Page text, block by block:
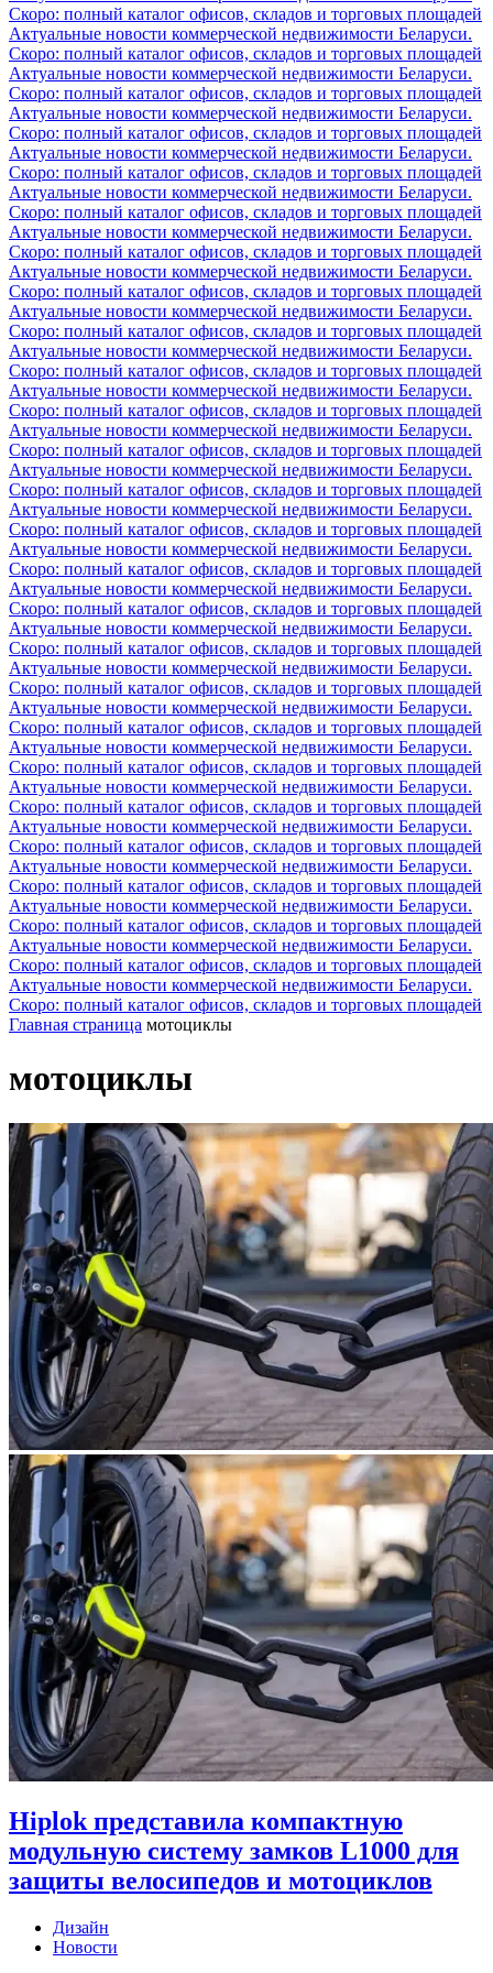
Скоро: полный каталог офисов, складов и торговых площадей
Актуальные новости коммерческой недвижимости Беларуси.
Скоро: полный каталог офисов, складов и торговых площадей
Актуальные новости коммерческой недвижимости Беларуси.
Скоро: полный каталог офисов, складов и торговых площадей
Актуальные новости коммерческой недвижимости Беларуси.
Скоро: полный каталог офисов, складов и торговых площадей
Актуальные новости коммерческой недвижимости Беларуси.
Скоро: полный каталог офисов, складов и торговых площадей
Актуальные новости коммерческой недвижимости Беларуси.
Скоро: полный каталог офисов, складов и торговых площадей
Актуальные новости коммерческой недвижимости Беларуси.
Скоро: полный каталог офисов, складов и торговых площадей
Актуальные новости коммерческой недвижимости Беларуси.
Скоро: полный каталог офисов, складов и торговых площадей
Актуальные новости коммерческой недвижимости Беларуси.
Скоро: полный каталог офисов, складов и торговых площадей
Актуальные новости коммерческой недвижимости Беларуси.
Скоро: полный каталог офисов, складов и торговых площадей
Актуальные новости коммерческой недвижимости Беларуси.
Скоро: полный каталог офисов, складов и торговых площадей
Актуальные новости коммерческой недвижимости Беларуси.
Скоро: полный каталог офисов, складов и торговых площадей
Актуальные новости коммерческой недвижимости Беларуси.
Скоро: полный каталог офисов, складов и торговых площадей
Актуальные новости коммерческой недвижимости Беларуси.
Скоро: полный каталог офисов, складов и торговых площадей
Актуальные новости коммерческой недвижимости Беларуси.
Скоро: полный каталог офисов, складов и торговых площадей
Актуальные новости коммерческой недвижимости Беларуси.
Скоро: полный каталог офисов, складов и торговых площадей
Актуальные новости коммерческой недвижимости Беларуси.
Скоро: полный каталог офисов, складов и торговых площадей
Актуальные новости коммерческой недвижимости Беларуси.
Скоро: полный каталог офисов, складов и торговых площадей
Актуальные новости коммерческой недвижимости Беларуси.
Скоро: полный каталог офисов, складов и торговых площадей
Актуальные новости коммерческой недвижимости Беларуси.
Скоро: полный каталог офисов, складов и торговых площадей
Актуальные новости коммерческой недвижимости Беларуси.
Скоро: полный каталог офисов, складов и торговых площадей
Актуальные новости коммерческой недвижимости Беларуси.
Скоро: полный каталог офисов, складов и торговых площадей
Актуальные новости коммерческой недвижимости Беларуси.
Скоро: полный каталог офисов, складов и торговых площадей
Актуальные новости коммерческой недвижимости Беларуси.
Скоро: полный каталог офисов, складов и торговых площадей
Актуальные новости коммерческой недвижимости Беларуси.
Скоро: полный каталог офисов, складов и торговых площадей
Актуальные новости коммерческой недвижимости Беларуси.
Скоро: полный каталог офисов, складов и торговых площадей
Главная страница мотоциклы
мотоциклы
Hiplok представила компактную
модульную систему замков L1000 для
защиты велосипедов и мотоциклов
Дизайн
Новости